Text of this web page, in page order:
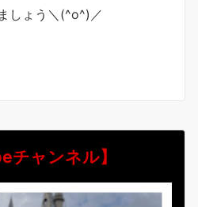
しょう＼(^o^)／
チャンネル】